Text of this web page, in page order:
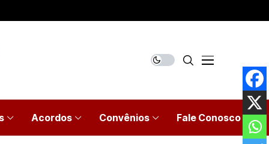
Acordos Convênios Fale Conosco